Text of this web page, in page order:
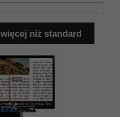
niż standard